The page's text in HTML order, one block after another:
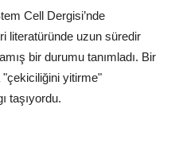
Cell Dergisi’nde
literatüründe uzun süredir
bir durumu tanımladı. Bir
yitirme"
taşıyordu.